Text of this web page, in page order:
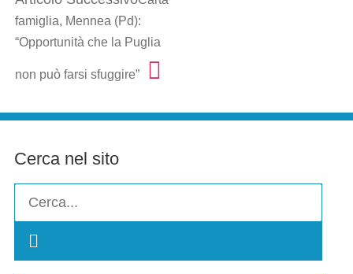
famiglia, Mennea (Pd):
“Opportunità che la Puglia
non può farsi sfuggire”
Cerca nel sito